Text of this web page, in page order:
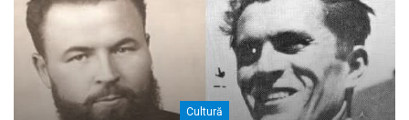
Cultură